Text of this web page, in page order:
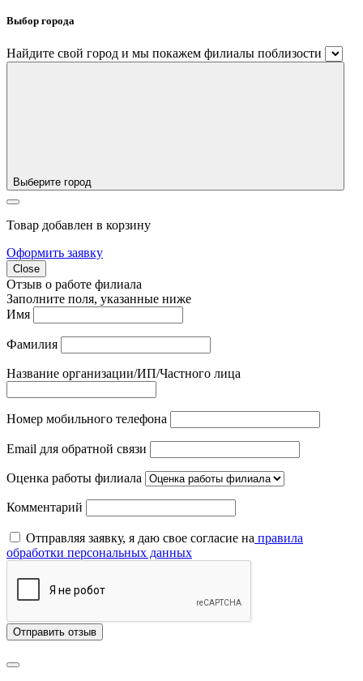
Выбор города
Найдите свой город и мы покажем филиалы поблизости
Выберите город
Товар добавлен в корзину
Оформить заявку
Close
Отзыв о работе филиала
Заполните поля, указанные ниже
Имя
Фамилия
Название организации/ИП/Частного лица
Номер мобильного телефона
Email для обратной связи
Оценка работы филиала
Комментарий
Отправляя заявку, я даю свое согласие на правила
обработки персональных данных
Отправить отзыв